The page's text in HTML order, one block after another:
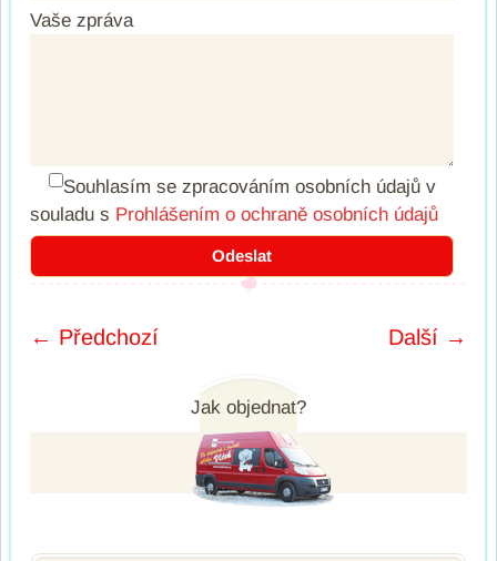
Vaše zpráva
Souhlasím se zpracováním osobních údajů v
souladu s Prohlášením o ochraně osobních údajů
← Předchozí Další →
Jak objednat?